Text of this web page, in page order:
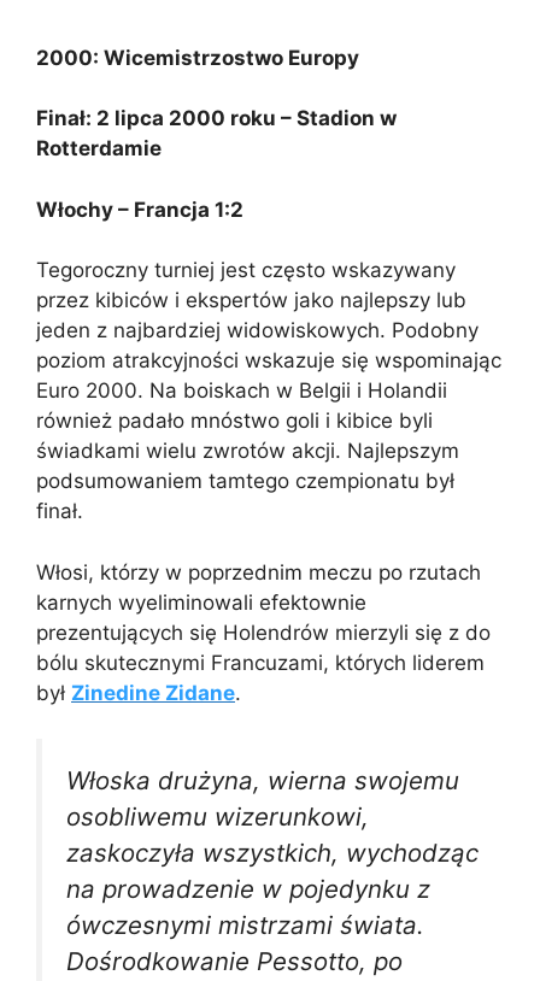
2000: Wicemistrzostwo Europy
Finał: 2 lipca 2000 roku – Stadion w
Rotterdamie
Włochy – Francja 1:2
Tegoroczny turniej jest często wskazywany
przez kibiców i ekspertów jako najlepszy lub
jeden z najbardziej widowiskowych. Podobny
poziom atrakcyjności wskazuje się wspominając
Euro 2000. Na boiskach w Belgii i Holandii
również padało mnóstwo goli i kibice byli
świadkami wielu zwrotów akcji. Najlepszym
podsumowaniem tamtego czempionatu był
finał.
Włosi, którzy w poprzednim meczu po rzutach
karnych wyeliminowali efektownie
prezentujących się Holendrów mierzyli się z do
bólu skutecznymi Francuzami, których liderem
był Zinedine Zidane.
Włoska drużyna, wierna swojemu
osobliwemu wizerunkowi,
zaskoczyła wszystkich, wychodząc
na prowadzenie w pojedynku z
ówczesnymi mistrzami świata.
Dośrodkowanie Pessotto, po